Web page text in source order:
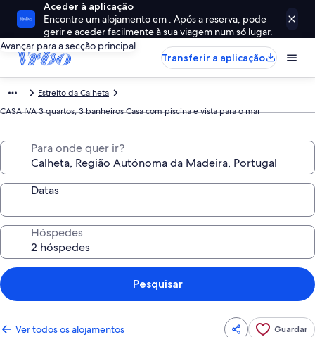
Aceder à aplicação
Encontre um alojamento em . Após a reserva, pode
gerir e aceder facilmente à sua viagem num só lugar.
Avançar para a secção principal
Transferir a aplicação
Estreito da Calheta
CASA IVA 3 quartos, 3 banheiros Casa com piscina e vista para o mar
Para onde quer ir?
Datas
Hóspedes
Pesquisar
Ver todos os alojamentos Guardar